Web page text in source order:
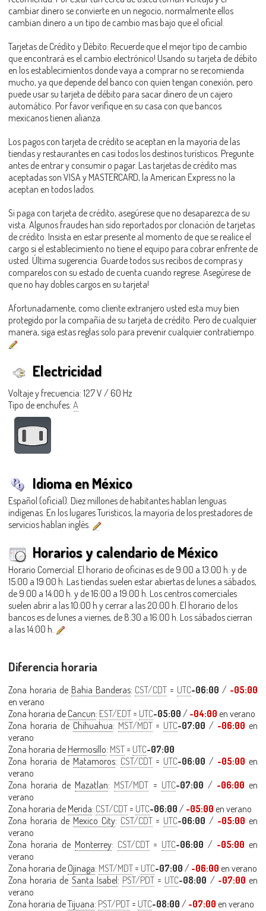
cambiar dinero se convierte en un negocio, normalmente ellos
cambian dinero a un tipo de cambio mas bajo que el oficial.
Tarjetas de Crédito y Débito: Recuerde que el mejor tipo de cambio
que encontrará es el cambio electrónico! Usando su tarjeta de débito
en los establecimientos donde vaya a comprar no se recomienda
mucho, ya que depende del banco con quien tengan conexión, pero
puede usar su tarjeta de débito para sacar dinero de un cajero
automático. Por favor verifique en su casa con que bancos
mexicanos tienen alianza.
Los pagos con tarjeta de crédito se aceptan en la mayoría de las
tiendas y restaurantes en casi todos los destinos turísticos. Pregunte
antes de entrar y consumir o pagar. Las tarjetas de crédito mas
aceptadas son VISA y MASTERCARD, la American Express no la
aceptan en todos lados.
Si paga con tarjeta de crédito, asegúrese que no desaparezca de su
vista. Algunos fraudes han sido reportados por clonación de tarjetas
de crédito. Insista en estar presente al momento de que se realice el
cargo si el establecimiento no tiene el equipo para cobrar enfrente de
usted. Última sugerencia: Guarde todos sus recibos de compras y
comparelos con su estado de cuenta cuando regrese. Asegúrese de
que no hay dobles cargos en su tarjeta!
Afortunadamente, como cliente extranjero usted esta muy bien
protegido por la compañía de su tarjeta de crédito. Pero de cualquier
manera, siga estas reglas solo para prevenir cualquier contratiempo.
Electricidad
Voltaje y frecuencia: 127 V / 60 Hz
Tipo de enchufes: A
Idioma en México
Español (oficial). Diez millones de habitantes hablan lenguas
indígenas. En los lugares Turisticos, la mayoría de los prestadores de
servicios hablan inglés.
Horarios y calendario de México
Horario Comercial: El horario de oficinas es de 9:00 a 13:00 h. y de
15:00 a 19:00 h. Las tiendas suelen estar abiertas de lunes a sábados,
de 9:00 a 14:00 h. y de 16:00 a 19:00 h. Los centros comerciales
suelen abrir a las 10:00 h y cerrar a las 20:00 h. El horario de los
bancos es de lunes a viernes, de 8:30 a 16:00 h. Los sábados cierran
a las 14:00 h.
Diferencia horaria
Zona horaria de Bahia Banderas: CST/CDT = UTC-06:00 / -05:00
en verano
Zona horaria de Cancun: EST/EDT = UTC-05:00 / -04:00 en verano
Zona horaria de Chihuahua: MST/MDT= UTC-07:00 / -06:00 en
verano
Zona horaria de Hermosillo: MST = UTC-07:00
Zona horaria de Matamoros: CST/CDT= UTC-06:00 / -05:00 en
verano
Zona horaria de Mazatlan: MST/MDT = UTC-07:00 / -06:00 en
verano
Zona horaria de Merida: CST/CDT = UTC-06:00 / -05:00 en verano
Zona horaria de Mexico City: CST/CDT= UTC-06:00 / -05:00 en
verano
Zona horaria de Monterrey: CST/CDT= UTC-06:00 / -05:00 en
verano
Zona horaria de Ojinaga: MST/MDT = UTC-07:00 / -06:00 en verano
Zona horaria de Santa Isabel : PST/PDT = UTC-08:00 / -07:00 en
verano
Zona horaria deTijuana: PST/PDT = UTC-08:00 / -07:00 en verano